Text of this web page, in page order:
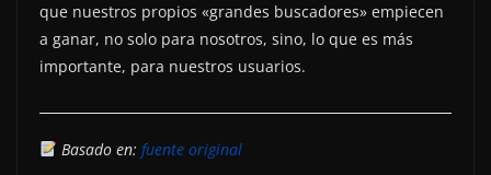
que nuestros propios «grandes buscadores» empiecen
a ganar, no solo para nosotros, sino, lo que es más
importante, para nuestros usuarios.
Basado en: fuente original